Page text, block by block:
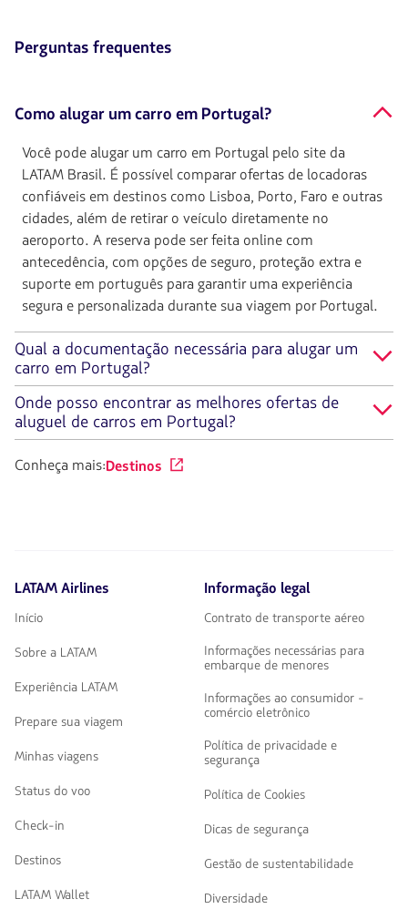
Perguntas frequentes
Como alugar um carro em Portugal?
Você pode alugar um carro em Portugal pelo site da
LATAM Brasil. É possível comparar ofertas de locadoras
confiáveis em destinos como Lisboa, Porto, Faro e outras
cidades, além de retirar o veículo diretamente no
aeroporto. A reserva pode ser feita online com
antecedência, com opções de seguro, proteção extra e
suporte em português para garantir uma experiência
segura e personalizada durante sua viagem por Portugal.
Qual a documentação necessária para alugar um
carro em Portugal?
Onde posso encontrar as melhores ofertas de
aluguel de carros em Portugal?
Conheça mais:Destinos
LATAM Airlines
Início
Sobre a LATAM
Experiência LATAM
Prepare sua viagem
Minhas viagens
Status do voo
Check-in
Destinos
LATAM Wallet
Informação legal
Contrato de transporte aéreo
Informações necessárias para
embarque de menores
Informações ao consumidor -
comércio eletrônico
Política de privacidade e
segurança
Política de Cookies
Dicas de segurança
Gestão de sustentabilidade
Diversidade